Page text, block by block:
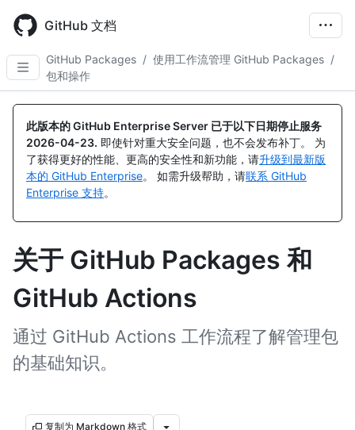
main
content
GitHub 文档
GitHub Packages / 使用工作流管理 GitHub Packages /
包和操作
此版本的 GitHub Enterprise Server 已于以下日期停止服务
2026-04-23. 即使针对重大安全问题，也不会发布补丁。 为
了获得更好的性能、更高的安全性和新功能，请升级到最新版
本的 GitHub Enterprise。 如需升级帮助，请联系 GitHub
Enterprise 支持。
关于 GitHub Packages 和
GitHub Actions
通过 GitHub Actions 工作流程了解管理包
的基础知识。
复制为 Markdown 格式